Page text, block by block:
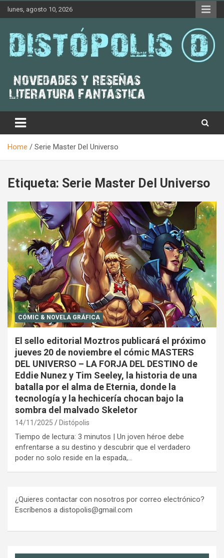
Skip
lunes, agosto 10, 2026
Distópolis
Home Serie Master Del Universo
Etiqueta: Serie Master Del Universo
CÓMIC & NOVELA GRÁFICA
El sello editorial Moztros publicará el próximo
jueves 20 de noviembre el cómic MASTERS
DEL UNIVERSO – LA FORJA DEL DESTINO de
Eddie Nunez y Tim Seeley, la historia de una
batalla por el alma de Eternia, donde la
tecnología y la hechicería chocan bajo la
sombra del malvado Skeletor
14/11/2025 Distópolis
Tiempo de lectura: 3 minutos | Un joven héroe debe
enfrentarse a su destino y descubrir que el verdadero
poder no solo reside en la espada,…
¿Quieres contactar con nosotros por correo electrónico?
Escríbenos a distopolis@gmail.com